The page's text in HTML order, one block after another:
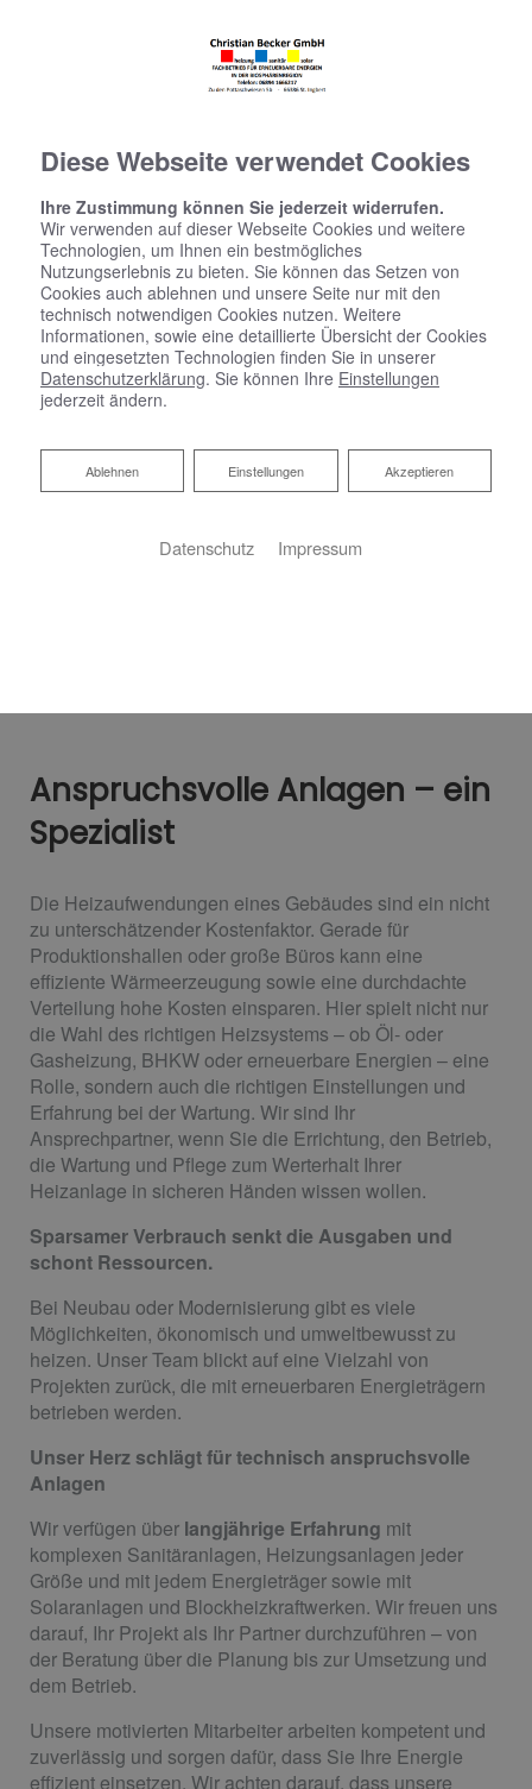
Anspruchsvolle Anlagen – ein
Spezialist
Die Heizaufwendungen eines Gebäudes sind ein nicht
zu unterschätzender Kostenfaktor. Gerade für
Produktionshallen oder große Büros kann eine
effiziente Wärmeerzeugung sowie eine durchdachte
Verteilung hohe Kosten einsparen. Hier spielt nicht nur
die Wahl des richtigen Heizsystems – ob Öl- oder
Gasheizung, BHKW oder erneuerbare Energien – eine
Rolle, sondern auch die richtigen Einstellungen und
Erfahrung bei der Wartung. Wir sind Ihr
Ansprechpartner, wenn Sie die Errichtung, den Betrieb,
die Wartung und Pflege zum Werterhalt Ihrer
Heizanlage in sicheren Händen wissen wollen.
Sparsamer Verbrauch senkt die Ausgaben und
schont Ressourcen.
Bei Neubau oder Modernisierung gibt es viele
Möglichkeiten, ökonomisch und umweltbewusst zu
heizen. Unser Team blickt auf eine Vielzahl von
Projekten zurück, die mit erneuerbaren Energieträgern
betrieben werden.
Unser Herz schlägt für technisch anspruchsvolle
Anlagen
Wir verfügen über langjährige Erfahrung mit
komplexen Sanitäranlagen, Heizungsanlagen jeder
Größe und mit jedem Energieträger sowie mit
Solaranlagen und Blockheizkraftwerken. Wir freuen uns
darauf, Ihr Projekt als Ihr Partner durchzuführen – von
der Beratung über die Planung bis zur Umsetzung und
dem Betrieb.
Unsere motivierten Mitarbeiter arbeiten kompetent und
zuverlässig und sorgen dafür, dass Sie Ihre Energie
effizient einsetzen. Wir achten darauf, dass unsere
Diese Webseite verwendet Cookies
Ihre Zustimmung können Sie jederzeit widerrufen.
Wir verwenden auf dieser Webseite Cookies und weitere
Technologien, um Ihnen ein bestmögliches
Nutzungserlebnis zu bieten. Sie können das Setzen von
Cookies auch ablehnen und unsere Seite nur mit den
technisch notwendigen Cookies nutzen. Weitere
Informationen, sowie eine detaillierte Übersicht der Cookies
und eingesetzten Technologien finden Sie in unserer
Datenschutzerklärung. Sie können Ihre Einstellungen
jederzeit ändern.
Akzeptieren
Einstellungen
Ablehnen
Ablehnen
Datenschutz Impressum